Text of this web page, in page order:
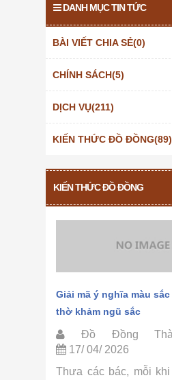
DANH MỤC TIN TỨC
BÀI VIẾT CHIA SẺ(0)
CHÍNH SÁCH(5)
DỊCH VỤ(211)
KIẾN THỨC ĐỒ ĐỒNG(89)
KIẾN THỨC ĐỒ ĐỒNG
Giải mã ý nghĩa màu
thờ khảm ngũ sắc
Đồ Đồng
17/ 04/ 2026
Thưa các bác, mỗi